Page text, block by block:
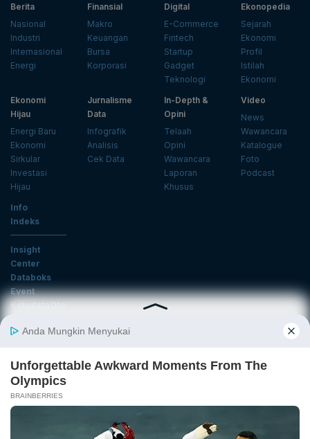
Berita
Nasional
Industri
Internasional
Energi
Finansial
Makro
Keuangan
Bursa
Korporasi
Digital
E-Commerce
Fintech
Startup
Gadget
Teknologi
Ekonopedia
Sejarah
Ekonomi
Profil
Istilah
Ekonomi
Ekonomi
Hijau
Energi Baru
Ekonomi
Sirkular
Investasi
Hijau
Jurnalisme
Data
Infografik
Analisis
Cek Data
In-Depth &
Opini
Telaah
Opini
Wawancara
Laporan
Khusus
Video
News
Wawancara
Katalogue
Foto
Podcast
Info
Indeks
Insight
Center
Databoks
Event
KatadataOto
Email
Daftar